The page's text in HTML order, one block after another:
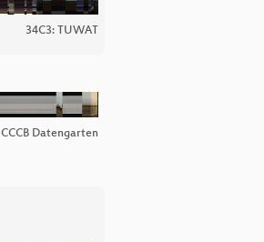
34C3: TUWAT
CCCB Datengarten